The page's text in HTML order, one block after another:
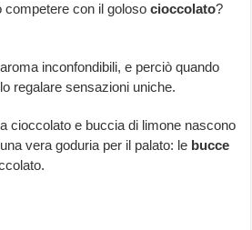
competere con il golosocioccolato?
inconfondibili, e perciò quando
regalare sensazioni uniche.
cioccolato e buccia di limone nascono
vera goduria per il palato: le bucce